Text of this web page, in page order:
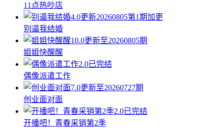
11点热吵店
4.0更新20260805第1期加更
别逼我结婚
10.0更新至20260805期
姐姐快醒醒
2.0已完结
偶像派遣工作
7.0更新至20260727期
创业面对面
2.0已完结
开播吧！青春采销第2季